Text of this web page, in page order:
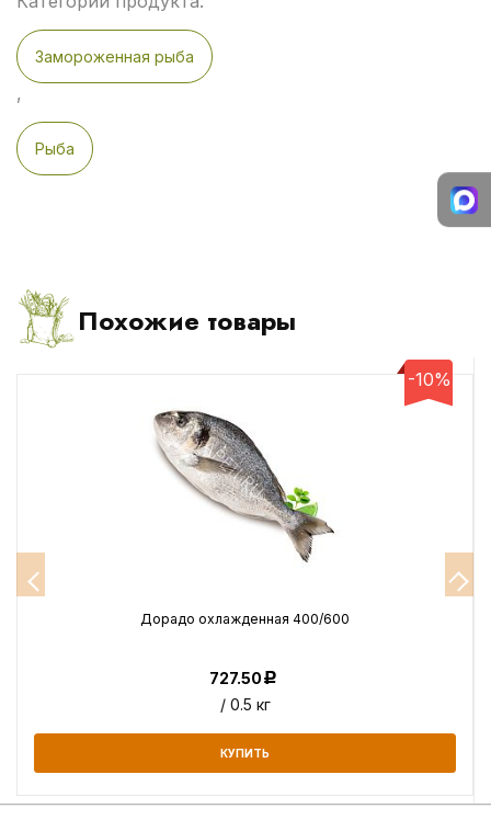
Замороженная рыба
,
Рыба
Похожие товары
-10%
Дорадо охлажденная 400/600
727.50Р
/ 0.5 кг
КУПИТЬ